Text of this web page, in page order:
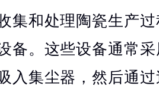
集和处理陶瓷生产
备。这些设备通常
入集尘器，然后通